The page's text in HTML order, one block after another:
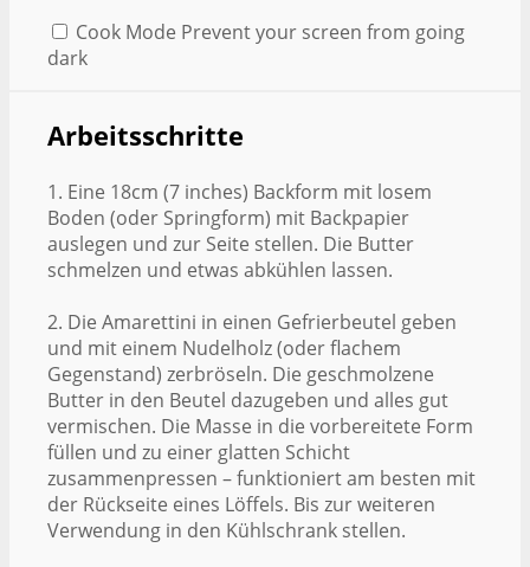
Cook Mode Prevent your screen from going
dark
Arbeitsschritte
1. Eine 18cm (7 inches) Backform mit losem
Boden (oder Springform) mit Backpapier
auslegen und zur Seite stellen. Die Butter
schmelzen und etwas abkühlen lassen.
2. Die Amarettini in einen Gefrierbeutel geben
und mit einem Nudelholz (oder flachem
Gegenstand) zerbröseln. Die geschmolzene
Butter in den Beutel dazugeben und alles gut
vermischen. Die Masse in die vorbereitete Form
füllen und zu einer glatten Schicht
zusammenpressen – funktioniert am besten mit
der Rückseite eines Löffels. Bis zur weiteren
Verwendung in den Kühlschrank stellen.